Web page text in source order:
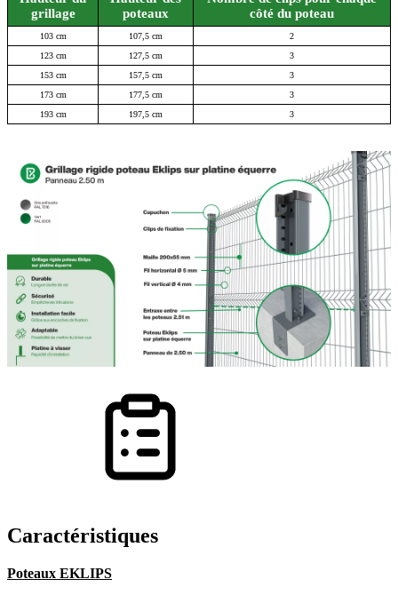
grillage
poteaux
côté du poteau
103 cm 107,5 cm
2
123 cm
127,5 cm
3
153 cm
157,5 cm
3
173 cm
177,5 cm
3
193 cm
197,5 cm 3
Caractéristiques
Poteaux EKLIPS